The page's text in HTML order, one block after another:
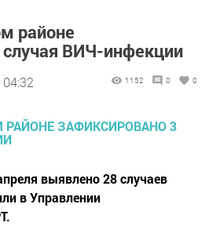
районе
ВИЧ-инфекции
1152 0 0
выявлено 28 случаев
в Управлении